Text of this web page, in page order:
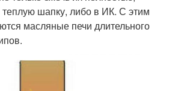
теплую шапку, либо в ИК. С этим
масляные печи длительного